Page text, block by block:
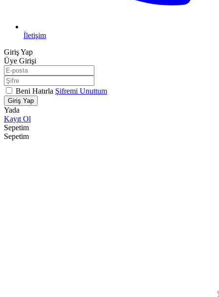
İletişim
Giriş Yap
Üye Girişi
Beni Hatırla Şifremi Unuttum
Giriş Yap
Yada
Kayıt Ol
Sepetim
Sepetim